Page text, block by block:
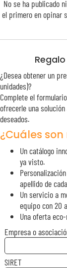
No se ha publicado
el primero en opinar
¿Desea obtener un
unidades)?
Complete el
ofrecerle una
deseados.
¿Cuáles
Un catálogo
ya visto.
apellido de
Un servicio a
equipo con 20
Una oferta
Empresa o
SIRET